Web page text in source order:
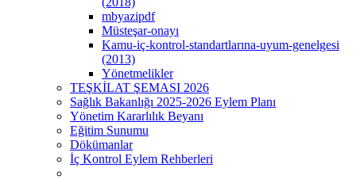
mbyazipdf
Müsteşar-onayı
Kamu-iç-kontrol-standartlarına-uyum-genelgesi
(2013)
Yönetmelikler
TEŞKİLAT ŞEMASI 2026
Sağlık Bakanlığı 2025-2026 Eylem Planı
Yönetim Kararlılık Beyanı
Eğitim Sunumu
Dökümanlar
İç Kontrol Eylem Rehberleri